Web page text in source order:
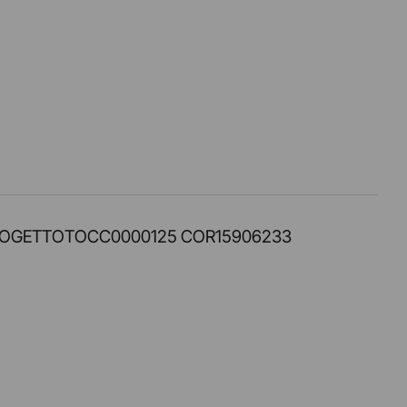
COR15906233